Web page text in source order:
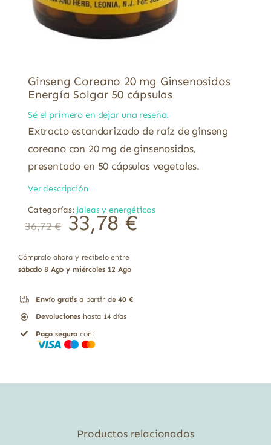
Ginseng Coreano 20 mg Ginsenosidos
Energía Solgar 50 cápsulas
Sé el primero en dejar una reseña.
Extracto estandarizado de raíz de ginseng
coreano con 20 mg de ginsenosidos,
presentado en 50 cápsulas vegetales.
Ver descripción
Categorías: Jaleas y energéticos
36,72€ El
precio
era:
36,72 €.
33,78 €El
Cómpralo ahora y recíbelo entre
sábado 8 Ago y miércoles 12 Ago
Envío gratis a partir de40 €
Devoluciones hasta 14 días
Pago seguro con:
Productos relacionados